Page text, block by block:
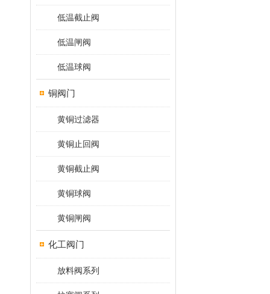
低温截止阀
低温闸阀
低温球阀
铜阀门
黄铜过滤器
黄铜止回阀
黄铜截止阀
黄铜球阀
黄铜闸阀
化工阀门
放料阀系列